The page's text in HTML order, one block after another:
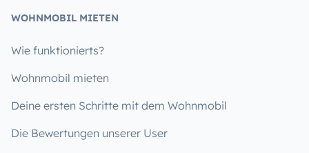
WOHNMOBIL MIETEN
Wie funktionierts?
Wohnmobil mieten
Deine ersten Schritte mit dem Wohnmobil
Die Bewertungen unserer User